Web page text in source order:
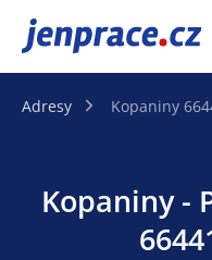
JenPráce.cz
Adresy Kopaniny
Kopaniny -